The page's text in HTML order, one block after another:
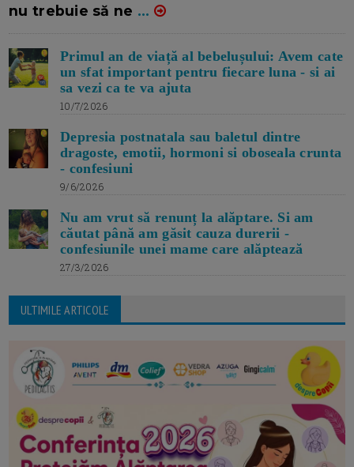
nu trebuie să ne ...
Primul an de viață al bebelușului: Avem cate
un sfat important pentru fiecare luna - si ai
sa vezi ca te va ajuta
10/7/2026
Depresia postnatala sau baletul dintre
dragoste, emotii, hormoni si oboseala crunta
- confesiuni
9/6/2026
Nu am vrut să renunț la alăptare. Si am
căutat până am găsit cauza durerii -
confesiunile unei mame care alăptează
27/3/2026
ULTIMILE ARTICOLE